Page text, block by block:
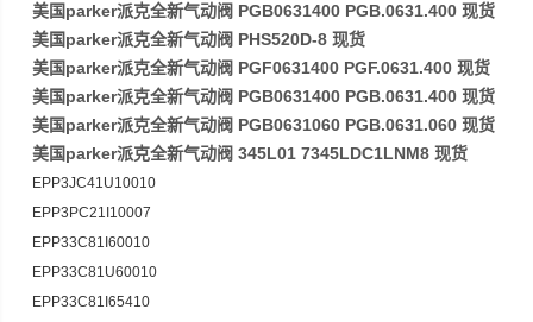
美国parker派克全新气动阀 PGB0631400 PGB.0631.400 现货
美国parker派克全新气动阀 PHS520D-8 现货
美国parker派克全新气动阀 PGF0631400 PGF.0631.400 现货
美国parker派克全新气动阀 PGB0631400 PGB.0631.400 现货
美国parker派克全新气动阀 PGB0631060 PGB.0631.060 现货
美国parker派克全新气动阀 345L01 7345LDC1LNM8 现货
EPP3JC41U10010
EPP3PC21I10007
EPP33C81I60010
EPP33C81U60010
EPP33C81I65410